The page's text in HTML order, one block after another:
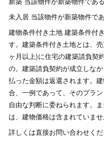
未入居 当該物件が新築物件で
建物条件付き土地 建築条件付
す。建築条件付き土地とは、
ヶ月以上)に住宅の建築請負契
の。建築請負契約が成立しな
払った金額は返還されます。
合、一例であって、そのプラ
自由な判断に委ねられます。
は、建物価格は含まれていませ
詳しくは直接お問い合わせくだ